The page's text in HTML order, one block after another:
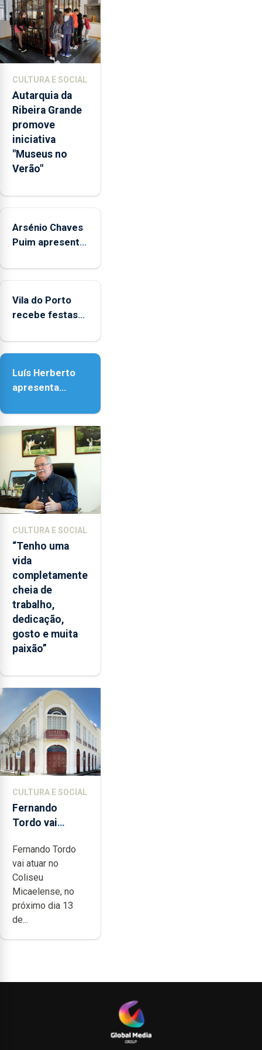
doméstica,
através
da
promoção
de
emocionais
e
sociais
junto
das
crianças
CULTURA E SOCIAL
Autarquia da
Ribeira Grande
promove
iniciativa
"Museus no
Verão"
Arsénio Chaves
Puim apresenta
Biblioteca de
Vila do Porto
recebe festas
Nossa Senhora
Luís Herberto
apresenta
Paisagem’
CULTURA E SOCIAL
“Tenho uma
vida
completamente
cheia de
trabalho,
dedicação,
gosto e muita
paixão”
CULTURA E SOCIAL
Fernando
Tordo vai
anos de
carreira no
Coliseu
Micaelense
Fernando Tordo
vai atuar no
Coliseu
Micaelense, no
próximo dia 13
de...